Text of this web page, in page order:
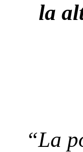
la
“La